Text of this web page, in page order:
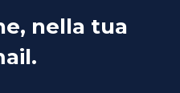
nella tua